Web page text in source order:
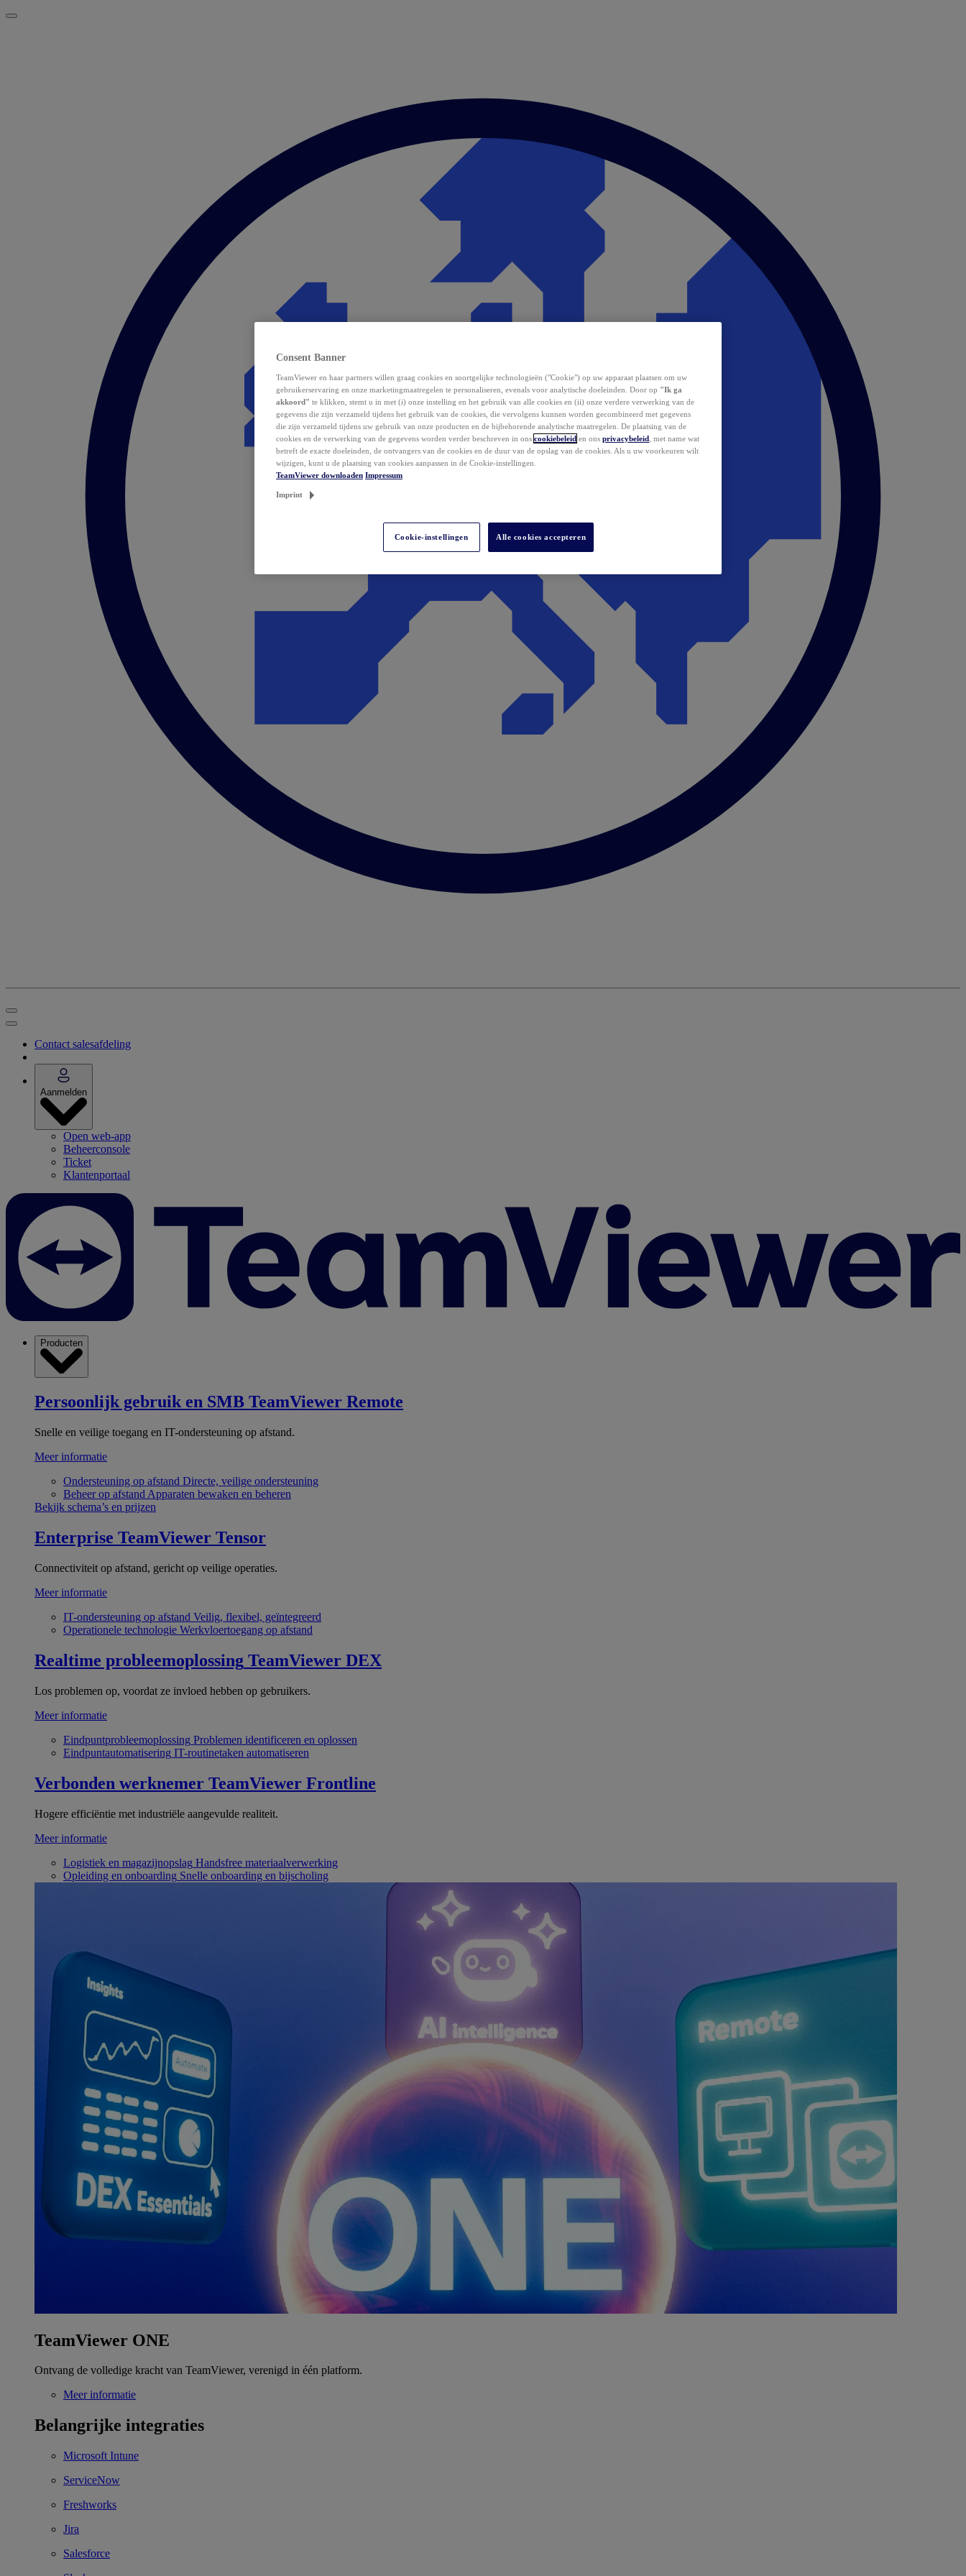
Contact salesafdeling
Aanmelden
Open web-app
Beheerconsole
Ticket
Klantenportaal
Producten
Persoonlijk gebruik en SMB TeamViewer Remote
Snelle en veilige toegang en IT-ondersteuning op afstand.
Meer informatie
Ondersteuning op afstand Directe, veilige ondersteuning
Beheer op afstand Apparaten bewaken en beheren
Bekijk schema’s en prijzen
Enterprise TeamViewer Tensor
Connectiviteit op afstand, gericht op veilige operaties.
Meer informatie
IT-ondersteuning op afstand Veilig, flexibel, geïntegreerd
Operationele technologie Werkvloertoegang op afstand
Realtime probleemoplossing TeamViewer DEX
Los problemen op, voordat ze invloed hebben op gebruikers.
Meer informatie
Eindpuntprobleemoplossing Problemen identificeren en oplossen
Eindpuntautomatisering IT-routinetaken automatiseren
Verbonden werknemer TeamViewer Frontline
Hogere efficiëntie met industriële aangevulde realiteit.
Meer informatie
Logistiek en magazijnopslag Handsfree materiaalverwerking
Opleiding en onboarding Snelle onboarding en bijscholing
TeamViewer ONE
Ontvang de volledige kracht van TeamViewer, verenigd in één platform.
Meer informatie
Belangrijke integraties
Microsoft Intune
ServiceNow
Freshworks
Jira
Salesforce
Consent Banner
TeamViewer en haar partners willen graag cookies en soortgelijke technologieën ("Cookie") op uw apparaat plaatsen om uw
gebruikerservaring en onze marketingmaatregelen te personaliseren, evenals voor analytische doeleinden. Door op "Ik ga
akkoord" te klikken, stemt u in met (i) onze instelling en het gebruik van alle cookies en (ii) onze verdere verwerking van de
gegevens die zijn verzameld tijdens het gebruik van de cookies, die vervolgens kunnen worden gecombineerd met gegevens
die zijn verzameld tijdens uw gebruik van onze producten en de bijbehorende analytische maatregelen. De plaatsing van de
cookies en de verwerking van de gegevens worden verder beschreven in ons cookiebeleid en ons privacybeleid , met name wat
betreft de exacte doeleinden, de ontvangers van de cookies en de duur van de opslag van de cookies. Als u uw voorkeuren wilt
wijzigen, kunt u de plaatsing van cookies aanpassen in de Cookie-instellingen.
TeamViewer downloaden Impressum
Imprint
Cookie-instellingen Alle cookies accepteren